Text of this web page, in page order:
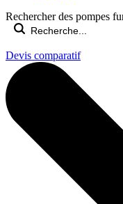
Rechercher des pompes
Devis comparatif